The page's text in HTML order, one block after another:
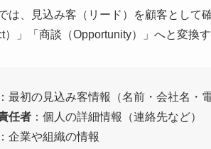
は、見込み客（リード）を顧客として
）」「商談（Opportunity）」へと変換
：最初の見込み客情報（名前・会社名・
任者 ：個人の詳細情報（連絡先など）
企業や組織の情報